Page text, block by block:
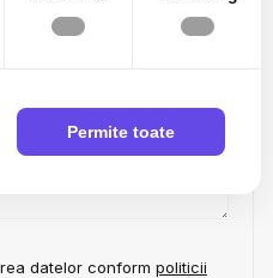
datelor conform politicii
Permite toate